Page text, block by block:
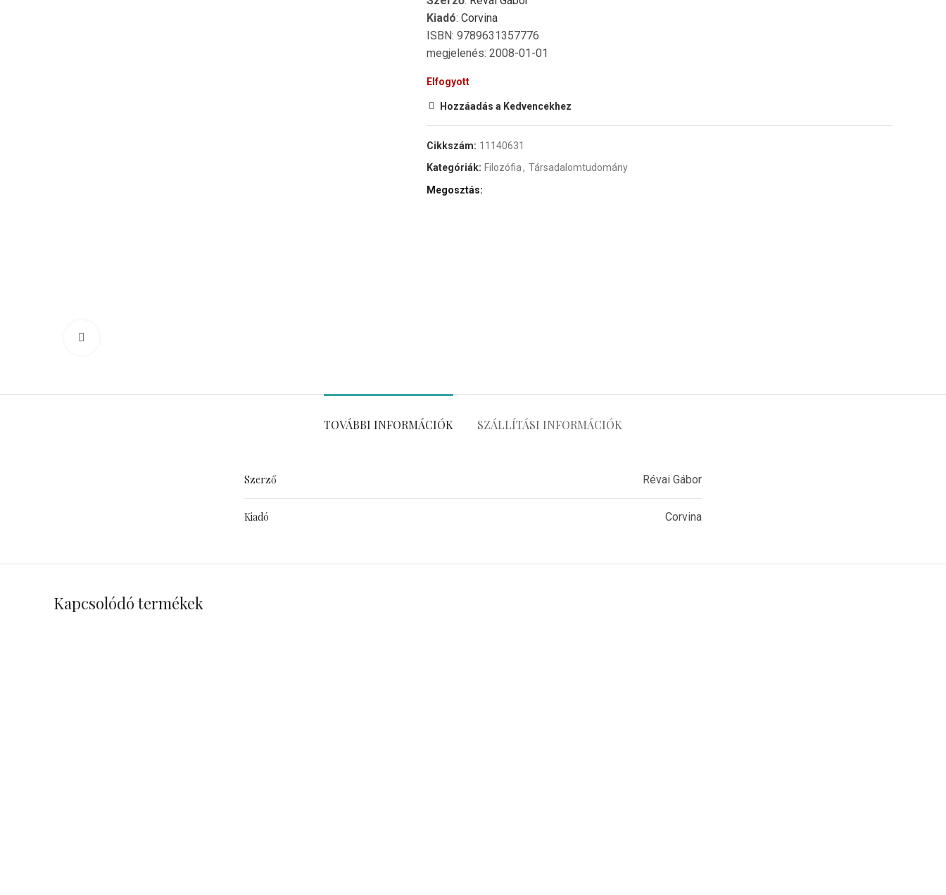
Kiadó: Corvina
ISBN: 9789631357776
megjelenés: 2008-01-01
Elfogyott
Hozzáadás a Kedvencekhez
Cikkszám: 11140631
Kategóriák: Filozófia, Társadalomtudomány
Megosztás
TOVÁBBI INFORMÁCIÓK SZÁLLÍTÁSI INFORMÁCIÓK
Szerző Révai Gábor
Kiadó Corvina
Kapcsolódó termékek